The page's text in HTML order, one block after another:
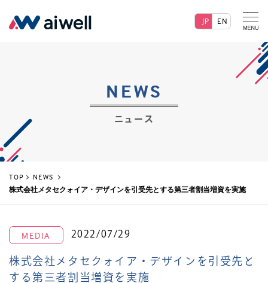
JP EN
NEWS
ニュース
TOP
NEWS
株式会社メタセクォイア・デザインを引受先とする第三者割当増資を実施
MEDIA 2022/07/29
株式会社メタセクォイア・デザインを引受先と
する第三者割当増資を実施